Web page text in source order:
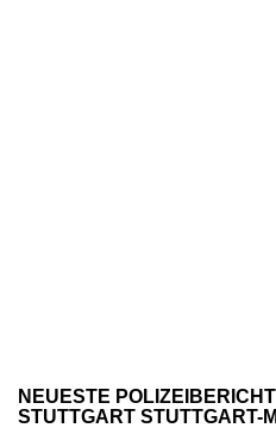
NEUESTE
STUTTGART STUTTGART-